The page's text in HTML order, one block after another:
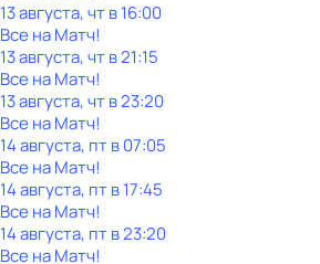
13 августа, чт в 16:00
Все на Матч!
13 августа, чт в 21:15
Все на Матч!
13 августа, чт в 23:20
Все на Матч!
14 августа, пт в 07:05
Все на Матч!
14 августа, пт в 17:45
Все на Матч!
14 августа, пт в 23:20
Все на Матч!